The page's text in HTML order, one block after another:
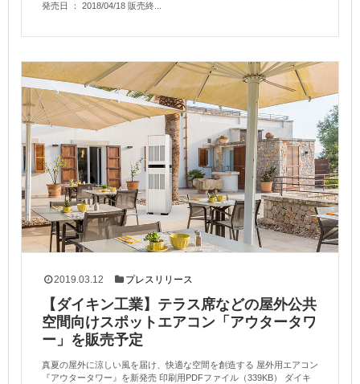
発売日 ： 2018/04/18 販売終...
2019.03.12 プレスリリース
【ダイキン工業】テラス席などの屋外公共
空間向けスポットエアコン「アウタータワ
ー」を販売予定
真夏の屋外に涼しい風を届け、快適な空間を創造する 屋外用エアコン
『アウタータワー』を新発売 印刷用PDFファイル（339KB） ダイキ